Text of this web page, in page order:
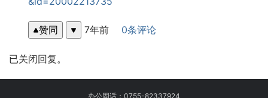
赞同 7年前 0条评论
已关闭回复。
办公固话： 0755-82337924